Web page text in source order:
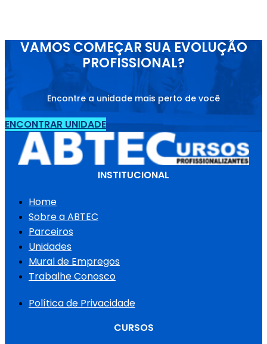
VAMOS COMEÇAR SUA EVOLUÇÃO
PROFISSIONAL?
Encontre a unidade mais perto de você
ENCONTRAR UNIDADE
INSTITUCIONAL
Home
Sobre a ABTEC
Parceiros
Unidades
Mural de Empregos
Trabalhe Conosco
Política de Privacidade
CURSOS